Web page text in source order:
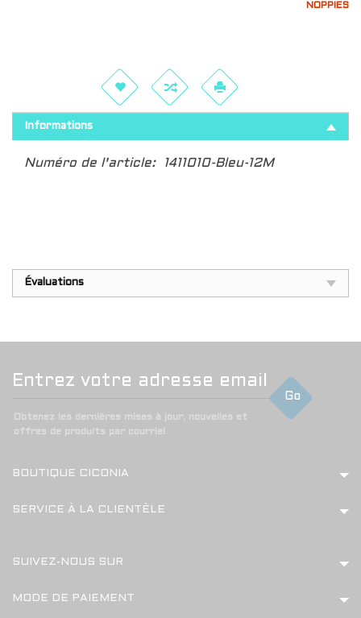
NOPPIES
Informations
Numéro de l'article: 1411010-Bleu-12M
Évaluations
Go
Obtenez les dernières mises à jour, nouvelles et
offres de produits par courriel
BOUTIQUE CICONIA
SERVICE À LA CLIENTÈLE
SUIVEZ-NOUS SUR
MODE DE PAIEMENT